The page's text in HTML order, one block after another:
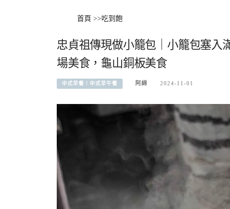
首頁 >>吃到飽
忠貞祖傳現做小籠包｜小籠包塞入
場美食，龜山銅板美食
中式早餐︱中式早午餐 阿綿 2024-11-01